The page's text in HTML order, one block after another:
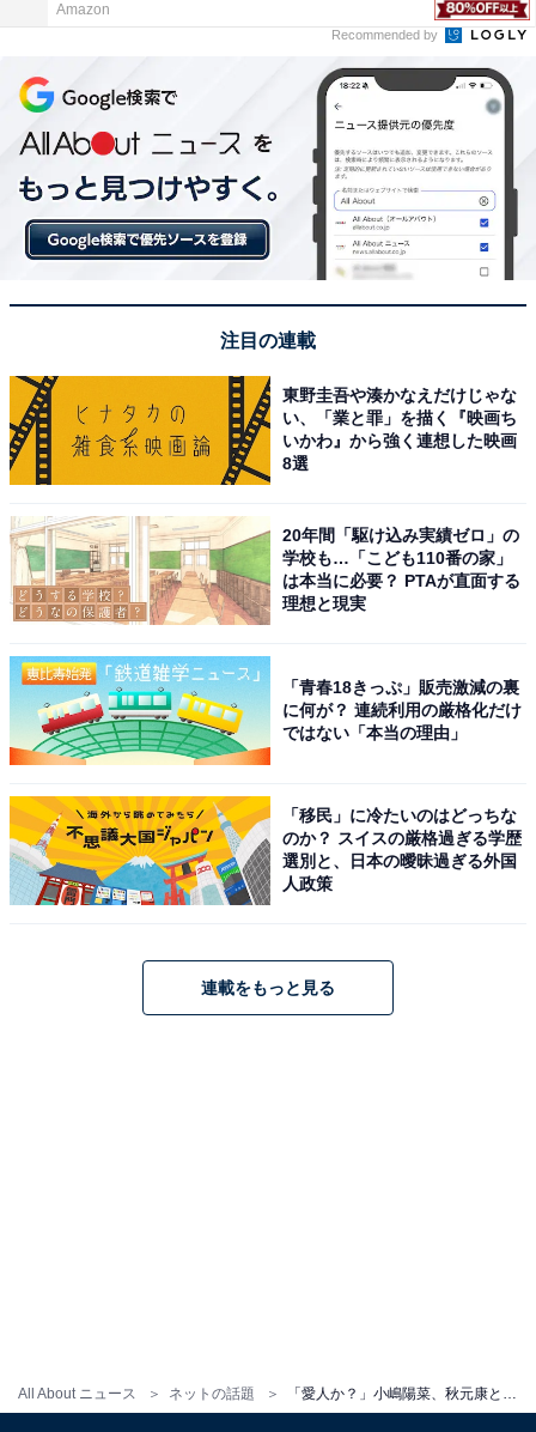
All About ニュース ネットの話題
Amazon
Recommended by
注目の連載
東野圭吾や湊かなえだけじゃな
い、「業と罪」を描く『映画ち
いかわ』から強く連想した映画
8選
20年間「駆け込み実績ゼロ」の
学校も…「こども110番の家」
は本当に必要？ PTAが直面する
理想と現実
「青春18きっぷ」販売激減の裏
に何が？ 連続利用の厳格化だけ
ではない「本当の理由」
「移民」に冷たいのはどっちな
のか？ スイスの厳格過ぎる学歴
選別と、日本の曖昧過ぎる外国
人政策
連載をもっと見る